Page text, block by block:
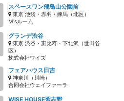
スペースワン飛鳥山公園前
東京 池袋・赤羽・練馬（北区）
M'sルーム
グランデ渋谷
東京 渋谷・恵比寿・下北沢（世田谷
区）
株式会社ワイズ
フェアハウス日吉
神奈川（川崎）
合同会社ウェイファーラ
WISE HOUSE習志野